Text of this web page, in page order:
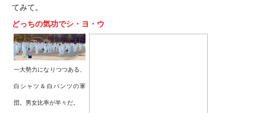
てみて。
どっちの気功でシ・ヨ・ウ
一大勢力になりつつある、
白シャツ＆白パンツの軍
団。男女比率が半々だ。